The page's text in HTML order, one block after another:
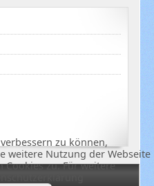
zu können,
weitere Nutzung der Webseite
Cookies zu. Für weitere